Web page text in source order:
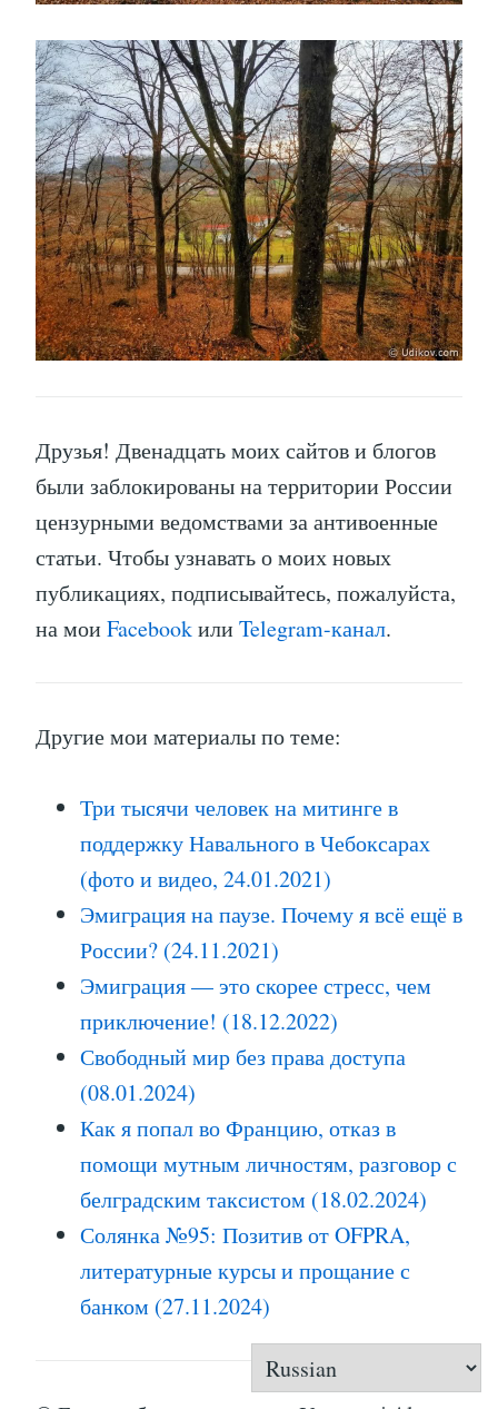
Друзья! Двенадцать моих сайтов и блогов
были заблокированы на территории России
цензурными ведомствами за антивоенные
статьи. Чтобы узнавать о моих новых
публикациях, подписывайтесь, пожалуйста,
на мои Facebookили Telegram-канал.
Другие мои материалы по теме:
Три тысячи человек на митинге в
поддержку Навального в Чебоксарах
(фото и видео, 24.01.2021)
Эмиграция на паузе. Почему я всё ещё в
России? (24.11.2021)
Эмиграция — это скорее стресс, чем
приключение! (18.12.2022)
Свободный мир без права доступа
(08.01.2024)
Как я попал во Францию, отказ в
помощи мутным личностям, разговор с
белградским таксистом (18.02.2024)
Солянка №95: Позитив от OFPRA,
литературные курсы и прощание с
банком (27.11.2024)